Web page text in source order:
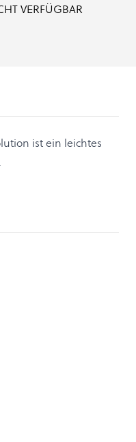
VERFÜGBAR
ist ein leichtes